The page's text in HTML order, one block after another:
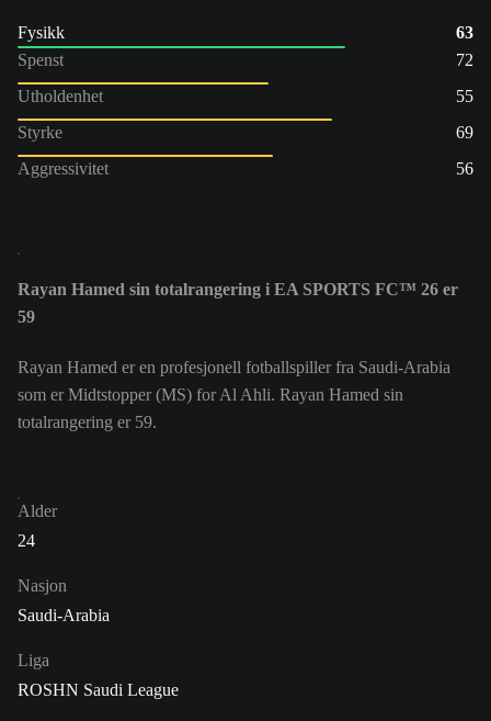
Fysikk
63
Spenst
72
Utholdenhet
55
Styrke
69
Aggressivitet
56
Rayan Hamed sin totalrangering i EA SPORTS FC™ 26 er
59
Rayan Hamed er en profesjonell fotballspiller fra Saudi-Arabia
som er Midtstopper (MS) for Al Ahli. Rayan Hamed sin
totalrangering er 59.
Alder
24
Nasjon
Saudi-Arabia
Liga
ROSHN Saudi League